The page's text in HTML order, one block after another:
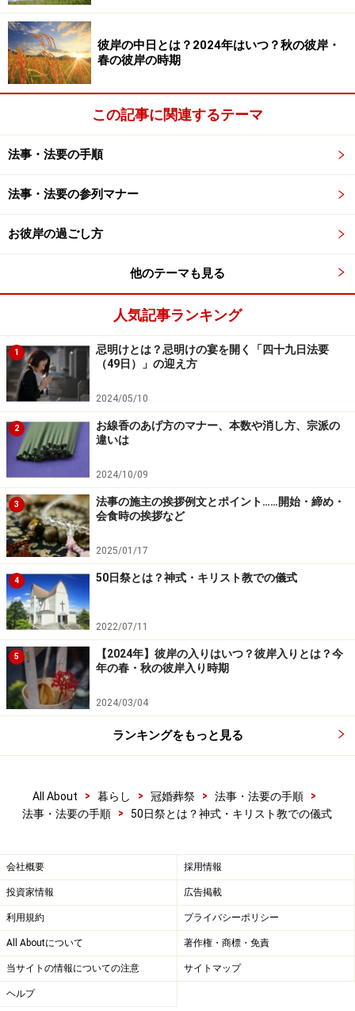
祭
式
年
祭
故人の祥月命日に行う儀式で、仏式では年忌法要に
あたります。一年祭、三年祭、五年祭、十年祭、二
十年祭、三十年祭、四十年祭、五十年祭、百年祭と
続きますが、一般に行事が行われるのは、五十年祭
式年祭の流れは、清祓（きよはらい）→献饌（けん
せん）→祝詞奏上→玉串奉奠
は、仏式のお斎（とき）と同様に出席者に会食でお
もてなしを。
て、神棚のおまつりを再開します。
※献饌（けんせん）→饌とは、供物のことで、米、
酒、塩、水餅、卵、魚、乾物、野菜、果物、菓子な
ど。
キリスト教の儀式
キリスト教式では、決まった日ごとに故人をしのぶ行事を行
います
キリスト教の場合、仏式の法要にあたるものを、カトリ
ックでは
といいます。 故人の死後、三日目、七
日目、三十日目に教会で、親族や知人・友人を招いて追
悼ミサが行われます。
その後１年後の昇天日（命日）に盛大に死者記念のミサ
を行います。以後は、特に決まりはありませんが、十年
彼岸の中日とは？2024年はいつ？秋の彼岸・
春の彼岸の時期
この記事に関連するテーマ
法事・法要の手順
法事・法要の参列マナー
お彼岸の過ごし方
他のテーマも見る
人気記事ランキング
1
忌明けとは？忌明けの宴を開く「四十九日法要
（49日）」の迎え方
2024/05/10
2
お線香のあげ方のマナー、本数や消し方、宗派の
違いは
2024/10/09
3
法事の施主の挨拶例文とポイント……開始・締め・
会食時の挨拶など
2025/01/17
4 50日祭とは？神式・キリスト教での儀式
2022/07/11
5
【2024年】彼岸の入りはいつ？彼岸入りとは？今
年の春・秋の彼岸入り時期
2024/03/04
ランキングをもっと見る
All About > 暮らし > 冠婚葬祭 > 法事・法要の手順
>
法事・法要の手順
> 50日祭とは？神式・キリスト教での儀式
会社概要 採用情報
投資家情報 広告掲載
利用規約 プライバシーポリシー
All Aboutについて 著作権・商標・免責
当サイトの情報についての注意 サイトマップ
ヘルプ